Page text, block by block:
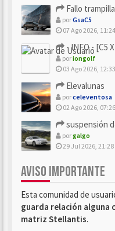
Fallo
porGsaC5
07 Ago 2026, 11:24
- INFO - [C5
poriongolf
03 Ago 2026, 12:33
Elevalunas
porceleventosa
02 Ago 2026, 07:26
suspensión
porgalgo
29 Jul 2026, 21:28
AVISO IMPORTANTE
Esta comunidad de
guarda relación alguna
matriz Stellantis.